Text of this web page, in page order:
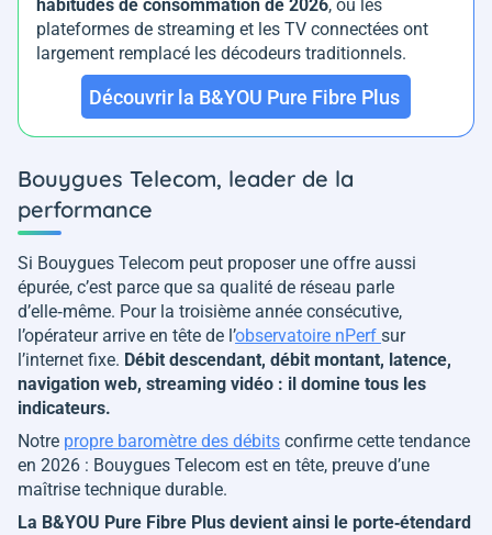
habitudes de consommation de 2026, où les
plateformes de streaming et les TV connectées ont
largement remplacé les décodeurs traditionnels.
Découvrir la B&YOU Pure Fibre Plus
Bouygues Telecom, leader de la
performance
Si Bouygues Telecom peut proposer une offre aussi
épurée, c’est parce que sa qualité de réseau parle
d’elle‑même. Pour la troisième année consécutive,
l’opérateur arrive en tête de l’observatoire nPerf sur
l’internet fixe. Débit descendant, débit montant, latence,
navigation web, streaming vidéo : il domine tous les
indicateurs.
Notre propre baromètre des débits confirme cette tendance
en 2026 : Bouygues Telecom est en tête, preuve d’une
maîtrise technique durable.
La B&YOU Pure Fibre Plus devient ainsi le porte‑étendard